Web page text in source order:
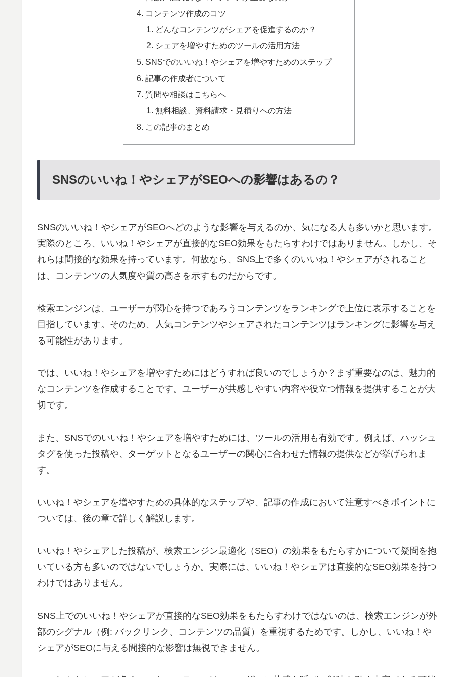
コンテンツ作成のコツ
どんなコンテンツがシェアを促進するのか？
シェアを増やすためのツールの活用方法
SNSでのいいね！やシェアを増やすためのステップ
記事の作成者について
質問や相談はこちらへ
無料相談、資料請求・見積りへの方法
この記事のまとめ
SNSのいいね！やシェアがSEOへの影響はあるの？
SNSのいいね！やシェアがSEOへどのような影響を与えるのか、気になる人も多いかと思います。
実際のところ、いいね！やシェアが直接的なSEO効果をもたらすわけではありません。しかし、そ
れらは間接的な効果を持っています。何故なら、SNS上で多くのいいね！やシェアがされること
は、コンテンツの人気度や質の高さを示すものだからです。
検索エンジンは、ユーザーが関心を持つであろうコンテンツをランキングで上位に表示することを
目指しています。そのため、人気コンテンツやシェアされたコンテンツはランキングに影響を与え
る可能性があります。
では、いいね！やシェアを増やすためにはどうすれば良いのでしょうか？まず重要なのは、魅力的
なコンテンツを作成することです。ユーザーが共感しやすい内容や役立つ情報を提供することが大
切です。
また、SNSでのいいね！やシェアを増やすためには、ツールの活用も有効です。例えば、ハッシュ
タグを使った投稿や、ターゲットとなるユーザーの関心に合わせた情報の提供などが挙げられま
す。
いいね！やシェアを増やすための具体的なステップや、記事の作成において注意すべきポイントに
ついては、後の章で詳しく解説します。
いいね！やシェアした投稿が、検索エンジン最適化（SEO）の効果をもたらすかについて疑問を抱
いている方も多いのではないでしょうか。実際には、いいね！やシェアは直接的なSEO効果を持つ
わけではありません。
SNS上でのいいね！やシェアが直接的なSEO効果をもたらすわけではないのは、検索エンジンが外
部のシグナル（例: バックリンク、コンテンツの品質）を重視するためです。しかし、いいね！や
シェアがSEOに与える間接的な影響は無視できません。